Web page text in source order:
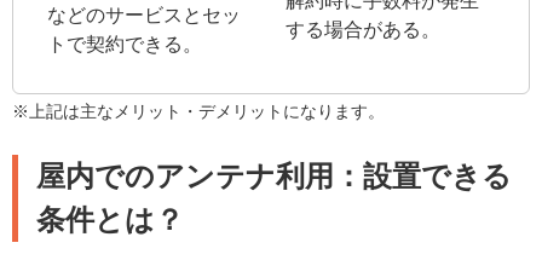
などのサービスとセッ
トで契約できる。
する場合がある。
※上記は主なメリット・デメリットになります。
屋内でのアンテナ利用：設置できる
条件とは？